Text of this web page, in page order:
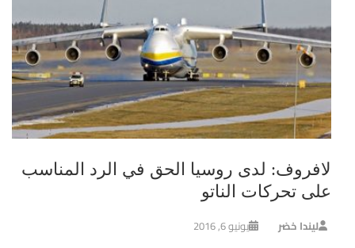
لافروف: لدى روسيا الحق في الرد المناسب
على تحركات الناتو
ليندا خضر يونيو 6, 2016